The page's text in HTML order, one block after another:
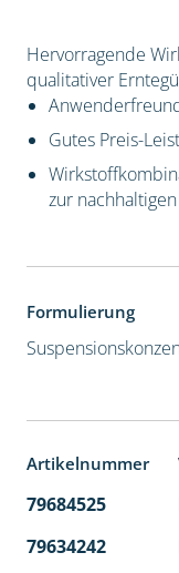
Hervorragende
qualitativer
Gutes Preis-
zur
Formulierung
Artikelnummer
79684525
79634242